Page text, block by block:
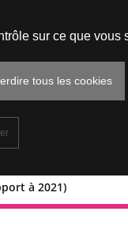
à 2021)
2022 (+74
sur ce que vous
tous les cookies